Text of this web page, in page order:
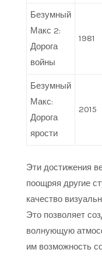
Безумный
Макс 2:
Дорога
войны
1981
Безумный
Макс:
Дорога
ярости
2015
Эти достижения
поощряя другие
качество
Это позволяет
волнующую
им возможность